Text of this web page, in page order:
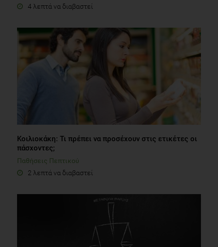
4 λεπτά να διαβαστεί
Κοιλιοκάκη: Τι πρέπει να προσέχουν στις ετικέτες οι
πάσχοντες;
Παθήσεις Πεπτικού
2 λεπτά να διαβαστεί